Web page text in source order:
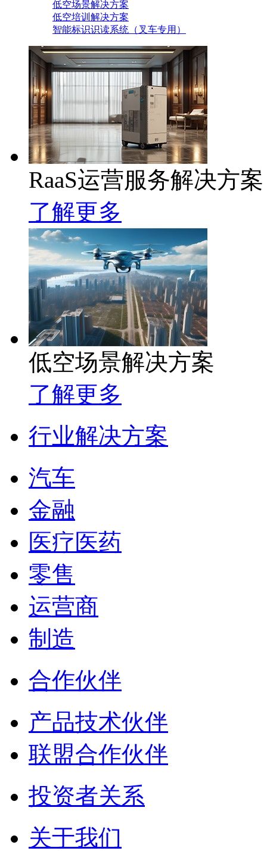
低空场景解决方案
低空培训解决方案
智能标识识读系统（叉车专用）
RaaS运营服务解决方案
了解更多
低空场景解决方案
了解更多
行业解决方案
汽车
金融
医疗医药
零售
运营商
制造
合作伙伴
产品技术伙伴
联盟合作伙伴
投资者关系
关于我们